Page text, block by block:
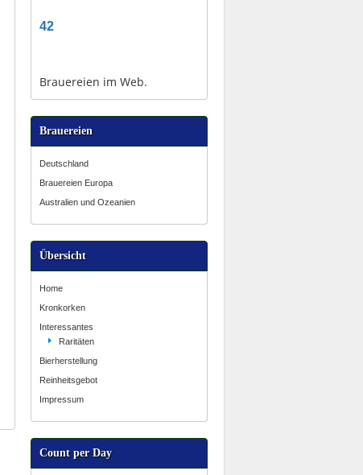
42
Brauereien im Web.
Brauereien
Deutschland
Brauereien Europa
Australien und Ozeanien
Übersicht
Home
Kronkorken
Interessantes
Raritäten
Bierherstellung
Reinheitsgebot
Impressum
Count per Day